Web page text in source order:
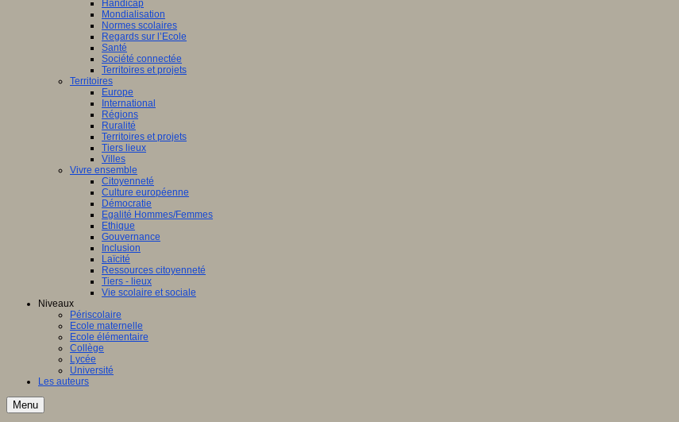
Handicap
Mondialisation
Normes scolaires
Regards sur l’Ecole
Santé
Société connectée
Territoires et projets
Territoires
Europe
International
Régions
Ruralité
Territoires et projets
Tiers lieux
Villes
Vivre ensemble
Citoyenneté
Culture européenne
Démocratie
Egalité Hommes/Femmes
Ethique
Gouvernance
Inclusion
Laïcité
Ressources citoyenneté
Tiers - lieux
Vie scolaire et sociale
Niveaux
Périscolaire
Ecole maternelle
Ecole élémentaire
Collège
Lycée
Université
Les auteurs
Menu